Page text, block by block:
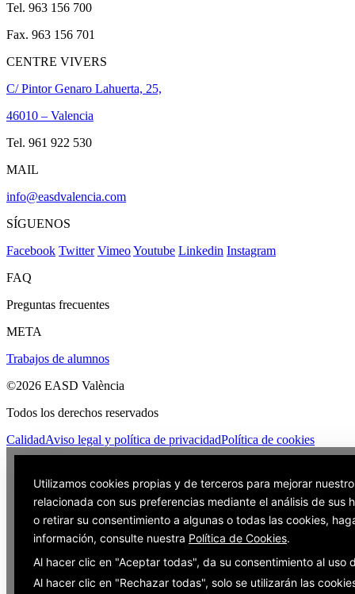
Tel. 963 156 700
Fax. 963 156 701
CENTRE VIVERS
C/ Pintor Genaro Lahuerta, 25,
46010 – Valencia
Tel. 961 922 530
MAIL
info@easdvalencia.com
SÍGUENOS
Facebook Twitter VimeoYoutube Linkedin Instagram
FAQ
Preguntas frecuentes
META
Trabajos de alumnos
©2026 EASD València
Todos los derechos reservados
CalidadAviso legal y política de privacidadPolítica de cookies
Utilizamos cookies propias y de terceros para mejorar
relacionada con sus preferencias mediante el análisis de sus
o retirar su consentimiento a algunas o todas las cookies,
información, consulte nuestra Política de Cookies.
Al hacer clic en "Aceptar todas", da su consentimiento al uso
Al hacer clic en "Rechazar todas", solo se utilizarán las